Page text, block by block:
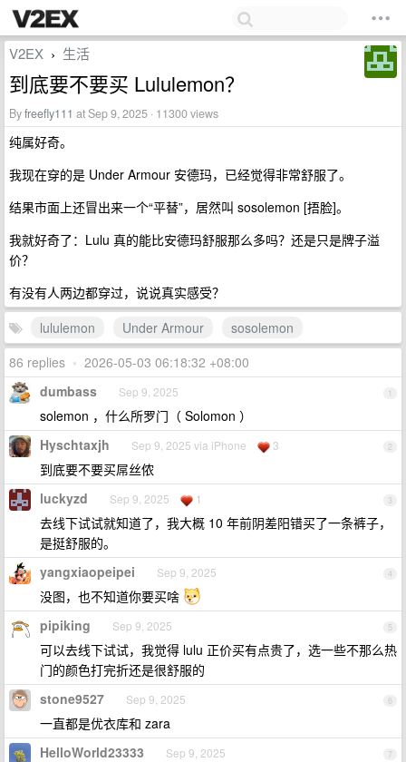
V2EX › 生活
到底要不要买 Lululemon？
Byfreefly111 at Sep 9, 2025 · 11300 views
纯属好奇。
我现在穿的是 Under Armour 安德玛，已经觉得非常舒服了。
结果市面上还冒出来一个“平替”，居然叫 sosolemon [捂脸]。
我就好奇了：Lulu 真的能比安德玛舒服那么多吗？还是只是牌子溢
价？
有没有人两边都穿过，说说真实感受？
lululemon
Under Armour
sosolemon
86 replies • 2026-05-03 06:18:32 +08:00
1
dumbass Sep 9, 2025
solemon ，什么所罗门（ Solomon ）
2
Hyschtaxjh Sep 9, 2025 via iPhone 3
到底要不要买屌丝侬
3
luckyzd Sep 9, 2025 1
去线下试试就知道了，我大概 10 年前阴差阳错买了一条裤子，
是挺舒服的。
4
yangxiaopeipei Sep 9, 2025
没图，也不知道你要买啥
5
pipiking Sep 9, 2025
可以去线下试试，我觉得 lulu 正价买有点贵了，选一些不那么热
门的颜色打完折还是很舒服的
6
stone9527 Sep 9, 2025
一直都是优衣库和 zara
7
HelloWorld23333 Sep 9, 2025